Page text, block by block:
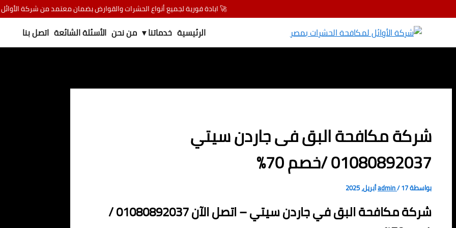
🚀 ابادة فورية لجميع أنواع الحشرات والقوارض بضمان معتمد من شركة الأوائل
الرئيسية خدماتنا ▾ من نحن الأسئلة الشائعة اتصل بنا
شركة مكافحة البق فى جاردن سيتي
01080892037 /خصم 70%
بواسطة admin/17 أبريل، 2025
شركة مكافحة البق في جاردن سيتي – اتصل الآن 01080892037 /